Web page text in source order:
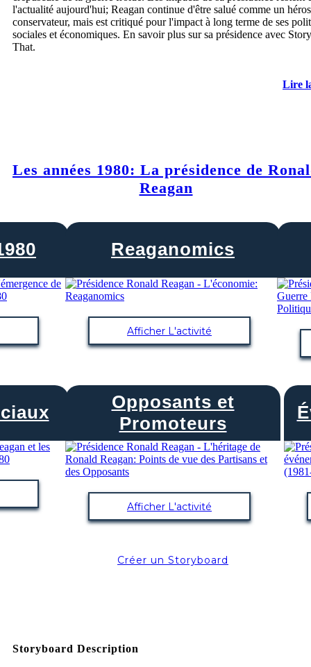
l'actualité aujourd'hui; Reagan continue d'être salué comme un héros
conservateur, mais est critiqué pour l'impact à long terme de ses
sociales et économiques. En savoir plus sur sa présidence avec
That.
Lire
Les années 1980: La présidence de
Reagan
Reaganomics
Afficher L'activité
Opposants et
Promoteurs
Afficher L'activité
Créer un Storyboard
Storyboard Description